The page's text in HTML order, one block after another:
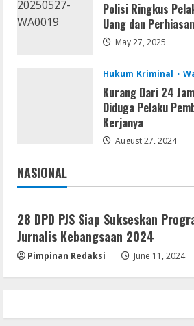
Img
Office 365
Multilanguage
Movies
Vertex Force 2026
𝐘𝐢𝐟𝐲 𝐌𝐨𝐯𝐢𝐞𝐬 Magnet
5
Virus]
August 8, 2026
Polisi Ringkus
Uang dan
May 27, 2025
Hukum Kriminal
Kurang Dari 24
Diduga Pelaku
Kerjanya
August 27, 2024
NASIONAL
Jakarta
28 DPD PJS Siap Sukseskan
Jurnalis Kebangsaan 2024
Pimpinan Redaksi June 11, 2024